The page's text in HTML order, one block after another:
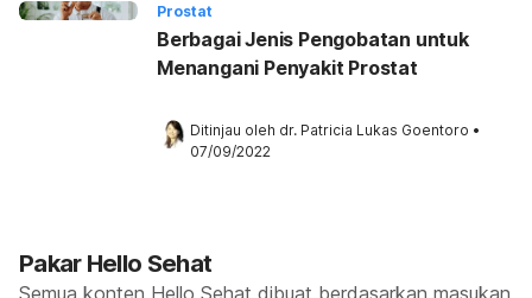
Prostat
Berbagai Jenis Pengobatan untuk
Menangani Penyakit Prostat
Ditinjau oleh dr. Patricia Lukas Goentoro •
07/09/2022
Pakar Hello Sehat
Semua konten Hello Sehat dibuat berdasarkan masukan